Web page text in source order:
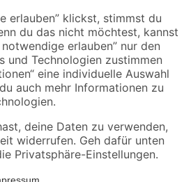
MwSt.. Die dargestellten Angebote sind unter
Die angegebenen Verfügbarkeiten beziehen